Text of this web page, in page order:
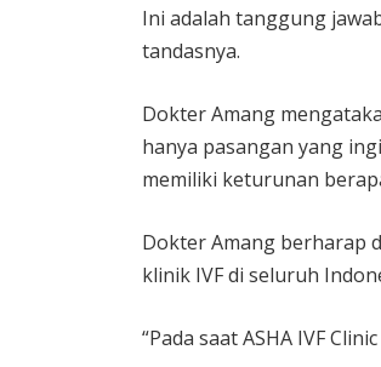
Ini adalah tanggung
tandasnya.
Dokter Amang
hanya pasangan yang
memiliki keturunan
Dokter Amang berharap
klinik IVF di seluruh
“Pada saat ASHA IVF